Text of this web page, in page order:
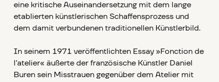
eine kritische Auseinandersetzung mit dem lange
etablierten künstlerischen Schaffensprozess und
dem damit verbundenen traditionellen Künstlerbild.
In seinem 1971 veröffentlichten Essay »Fonction de
l’atelier« äußerte der französische Künstler Daniel
Buren sein Misstrauen gegenüber dem Atelier mit